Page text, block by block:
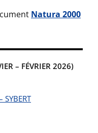
Natura 2000
– FÉVRIER 2026)